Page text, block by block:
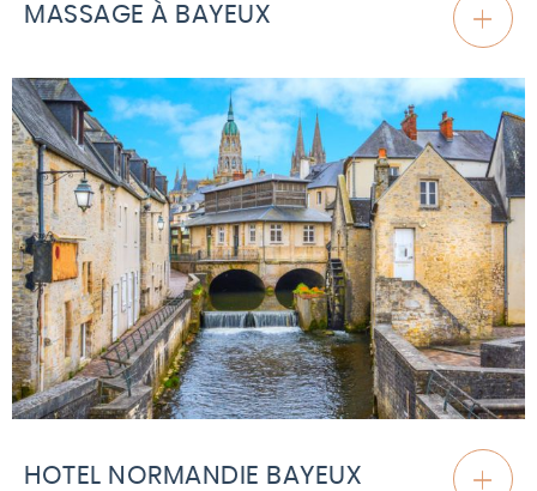
MASSAGE À BAYEUX
HOTEL NORMANDIE BAYEUX